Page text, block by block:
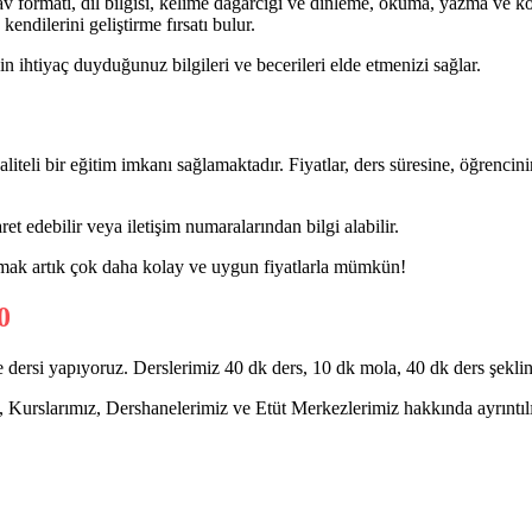
geliştirme fırsatı bulur.
ihtiyaç duyduğunuz bilgileri ve becerileri elde etmenizi sağlar.
bir eğitim imkanı sağlamaktadır. Fiyatlar, ders süresine,
edebilir veya iletişim numaralarından bilgi alabilir.
artık çok daha kolay ve uygun fiyatlarla mümkün!
yapıyoruz. Derslerimiz 40 dk ders, 10 dk mola, 40 dk ders
Dershanelerimiz ve Etüt Merkezlerimiz hakkında